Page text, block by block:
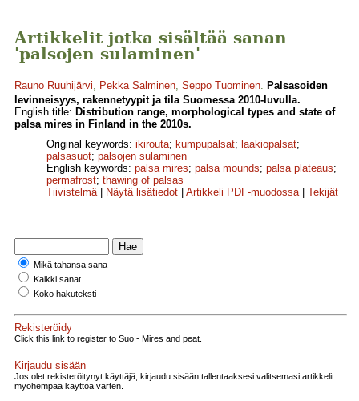
Artikkelit jotka sisältää sanan
'palsojen sulaminen'
Rauno Ruuhijärvi, Pekka Salminen, Seppo Tuominen. Palsasoiden
levinneisyys, rakennetyypit ja tila Suomessa 2010-luvulla.
English title: Distribution range, morphological types and state of
palsa mires in Finland in the 2010s.
Original keywords: ikirouta; kumpupalsat; laakiopalsat;
palsasuot; palsojen sulaminen
English keywords: palsa mires; palsa mounds; palsa plateaus;
permafrost; thawing of palsas
Tiivistelmä| Näytä lisätiedot Artikkeli PDF-muodossa| Tekijät
Mikä tahansa sana
Kaikki sanat
Koko hakuteksti
Rekisteröidy
Click this link to register to Suo - Mires and peat.
Kirjaudu sisään
Jos olet rekisteröitynyt käyttäjä, kirjaudu sisään tallentaaksesi valitsemasi artikkelit
myöhempää käyttöä varten.